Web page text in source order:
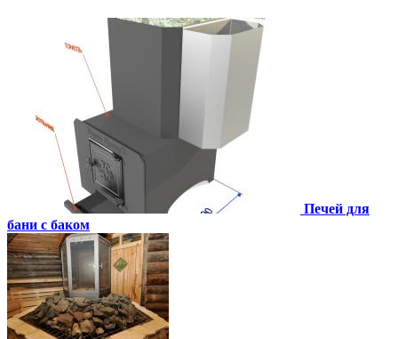
Печей для
бани с баком